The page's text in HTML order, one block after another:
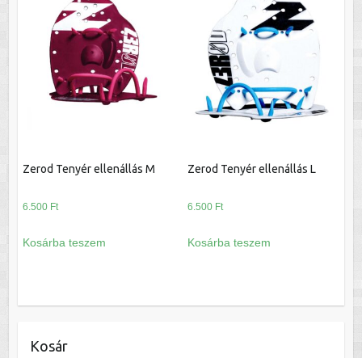
Zerod Tenyér ellenállás M
6.500 Ft
Kosárba teszem
Zerod Tenyér ellenállás L
6.500 Ft
Kosárba teszem
Kosár